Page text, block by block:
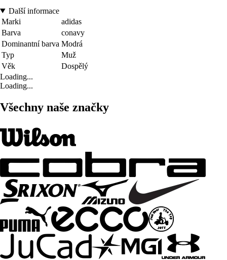
Další informace
Marki
adidas
Barva
conavy
Dominantní barva Modrá
Typ
Muž
Věk
Dospělý
Loading...
Loading...
Všechny naše značky